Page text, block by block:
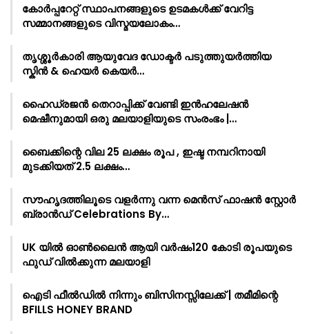
കോർപ്പറേറ്റ് സ്ഥാപനങ്ങളുടെ ഉടമകൾക്ക് വേറിട്ട
സമ്മാനങ്ങളുടെ വിസ്മയലോകം…
തൃശ്ശൂർകാരി ആയുവേദ ഡോക്ടർ പടുത്തുയർത്തിയ
സ്കിൻ & ഹെയർ കെയർ…
ഹൈഡ്രജൻ തെറാപ്പിക്ക് വേണ്ടി ഇൻഹലേഷൻ
മെഷീനുമായി ഒരു മലയാളിയുടെ സംരംഭം |…
ബൈക്കിന്റെ വില 25 ലക്ഷം രൂപ , ഇഷ്ട നമ്പറിനായി
മുടക്കിയത് 2.5 ലക്ഷം…
സൗഹൃദത്തിലൂടെ വളർന്നു വന്ന മെൻസ് ഫാഷൻ സ്റ്റോർ
ബ്രാൻഡ് Celebrations By…
UK യിൽ ഓൺലൈൻ ആയി വർഷം120 കോടി രൂപയുടെ
ഫുഡ് വിൽക്കുന്ന മലയാളി
ഐടി ഫീൽഡിൽ നിന്നും ബിസിനസ്സിലേക്ക് | തമീമിന്റെ
BFILLS HONEY BRAND